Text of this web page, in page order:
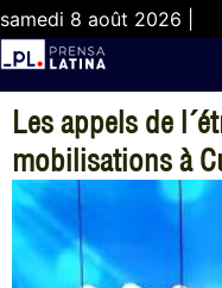
samedi 8 août 2026 |
Les appels de
mobilisations à